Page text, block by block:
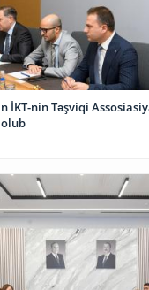
İKT-nin Təşviqi